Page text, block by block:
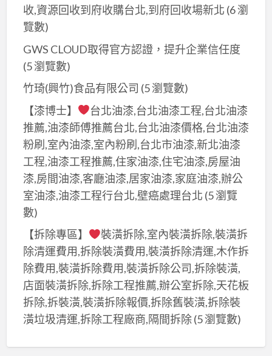
收,資源回收到府收購台北,到府回收場新北 (6 瀏
覽數)
GWS CLOUD取得官方認證，提升企業信任度
(5 瀏覽數)
竹琦(興竹)食品有限公司 (5 瀏覽數)
【漆博士】
台北油漆,台北油漆工程,台北油漆
推薦,油漆師傅推薦台北,台北油漆價格,台北油漆
粉刷,室內油漆,室內粉刷,台北市油漆,新北油漆
工程,油漆工程推薦,住家油漆,住宅油漆,房屋油
漆,房間油漆,客廳油漆,居家油漆,家庭油漆,辦公
室油漆,油漆工程行台北,壁癌處理台北 (5 瀏覽
數)
【拆除專區】
裝潢拆除,室內裝潢拆除,裝潢拆
除清運費用,拆除裝潢費用,裝潢拆除清運,木作拆
除費用,裝潢拆除費用,裝潢拆除公司,拆除裝潢,
店面裝潢拆除,拆除工程推薦,辦公室拆除,天花板
拆除,拆裝潢,裝潢拆除報價,拆除舊裝潢,拆除裝
潢垃圾清運,拆除工程廠商,隔間拆除(5 瀏覽數)